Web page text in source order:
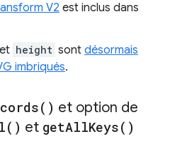
V2 est inclus dans
et height sont désormais
imbriqués.
) et option de
) et getAllKeys( )